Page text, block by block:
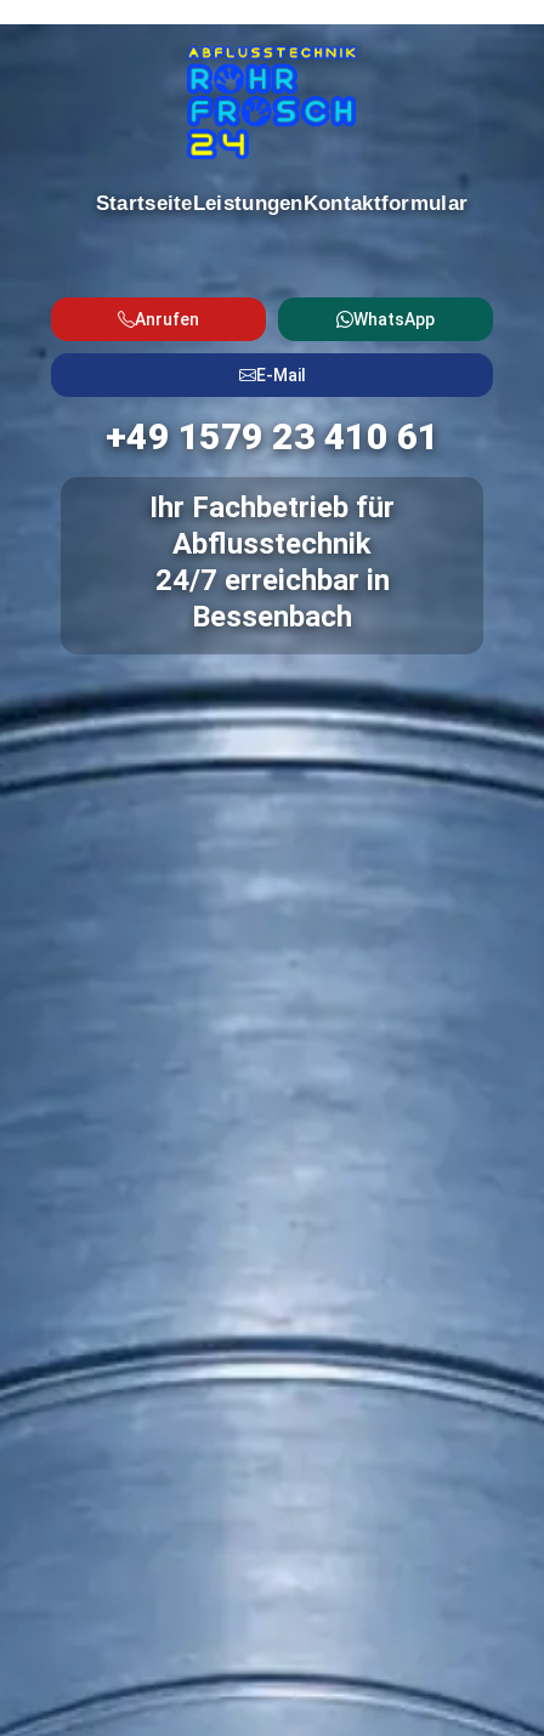
StartseiteLeistungenKontaktformular
Anrufen WhatsApp
E-Mail
+49 1579 23 410 61
Ihr Fachbetrieb für
Abflusstechnik
24/7 erreichbar in
Bessenbach